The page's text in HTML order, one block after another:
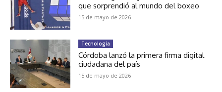
que sorprendió al mundo del boxeo
15 de mayo de 2026
Tecnología
Córdoba lanzó la primera firma digital
ciudadana del país
15 de mayo de 2026